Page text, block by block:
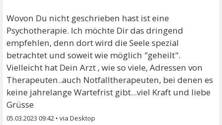
Wovon Du nicht geschrieben hast ist eine
Psychotherapie. Ich möchte Dir das dringend
empfehlen, denn dort wird die Seele spezial
betrachtet und soweit wie möglich "geheilt".
Vielleicht hat Dein Arzt , wie so viele, Adressen von
Therapeuten..auch Notfalltherapeuten, bei denen es
keine jahrelange Wartefrist gibt...viel Kraft und liebe
Grüsse
05.03.2023 09:42 •